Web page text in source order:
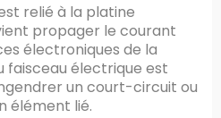
relié à la platine
propager le courant
électroniques de la
faisceau électrique est
un court-circuit ou
élément lié.